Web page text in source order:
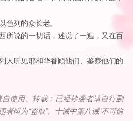
色列的众长老。
所说的一切话，述说了一遍，又在百
人听见耶和华眷顾他们、鉴察他们的
使用、转载；已经抄袭者请自行删
者即为“盗取”。十诫中第八诫“不可偷